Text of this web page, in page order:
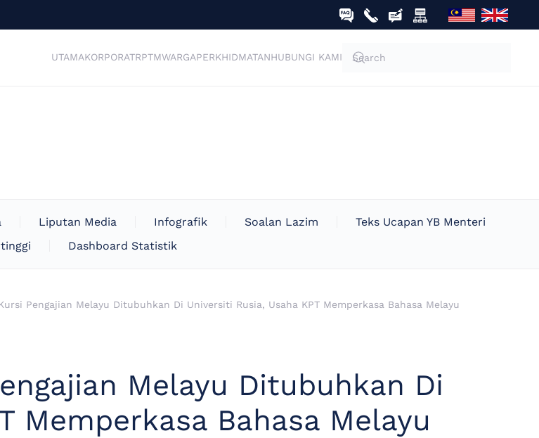
UTAMAKORPORATRPTMWARGAPERKHIDMATANHUBUNGI KAMI
Liputan Media Infografik Soalan Lazim
Teks Ucapan YB Menteri
Dashboard Statistik
Pengajian Melayu Ditubuhkan Di Universiti Rusia, Usaha KPT Memperkasa Bahasa Melayu
Melayu Ditubuhkan Di
Memperkasa Bahasa Melayu